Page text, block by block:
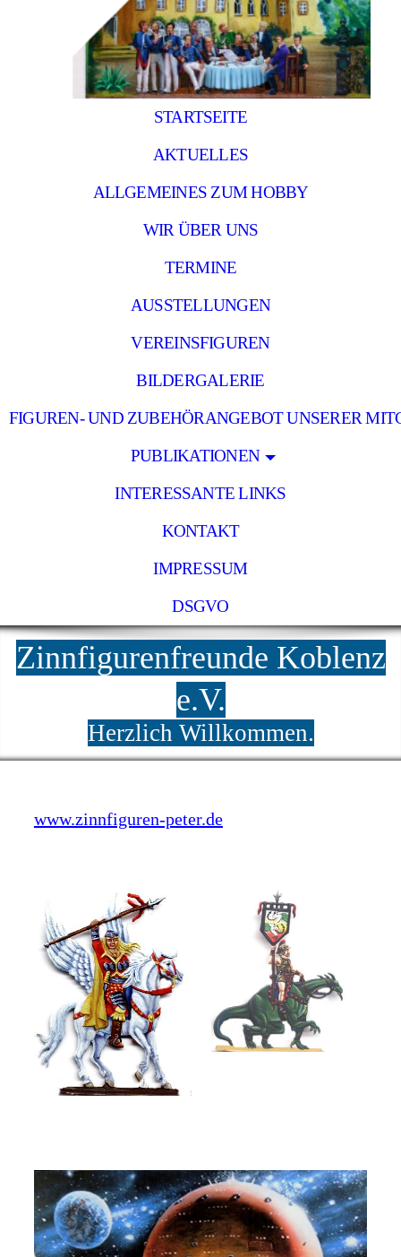
STARTSEITE
AKTUELLES
ALLGEMEINES ZUM HOBBY
WIR ÜBER UNS
TERMINE
AUSSTELLUNGEN
VEREINSFIGUREN
BILDERGALERIE
FIGUREN- UND ZUBEHÖRANGEBOT UNSERER
PUBLIKATIONEN
INTERESSANTE LINKS
KONTAKT
IMPRESSUM
DSGVO
Zinnfigurenfreunde Koblenz
e.V.
Herzlich Willkommen.
www.zinnfiguren-peter.de